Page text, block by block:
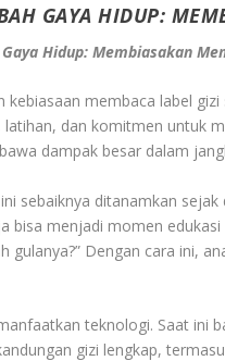
GAYA HIDUP:
Hidup: Membiasakan
kebiasaan membaca label
latihan, dan komitmen untuk
dampak besar dalam
sebaiknya ditanamkan
bisa menjadi momen
gulanya?” Dengan cara ini,
teknologi. Saat ini
gizi lengkap,